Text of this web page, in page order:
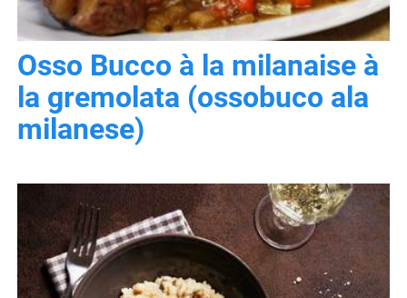
Osso Bucco à la milanaise à
la gremolata (ossobuco ala
milanese)